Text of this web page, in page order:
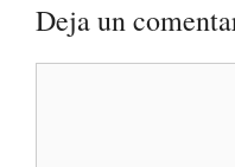
Deja un